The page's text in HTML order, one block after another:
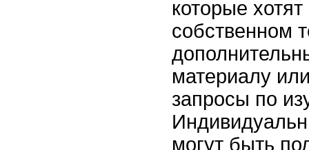
которые
собственном
материалу
запросы по
могут быть